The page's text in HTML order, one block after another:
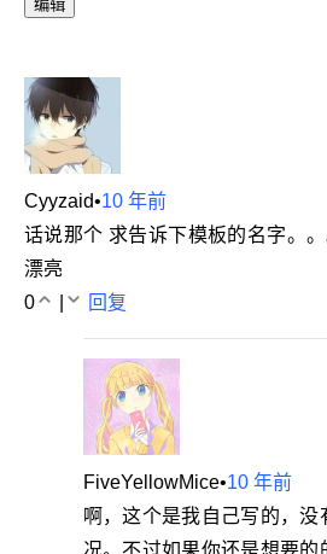
Cyyzaid•10 年前
话说那个 求告诉下模板的名字。
漂亮
0
回复
FiveYellowMice•10 年前
啊，这个是我自己写的，
况。不过如果你还是想要的